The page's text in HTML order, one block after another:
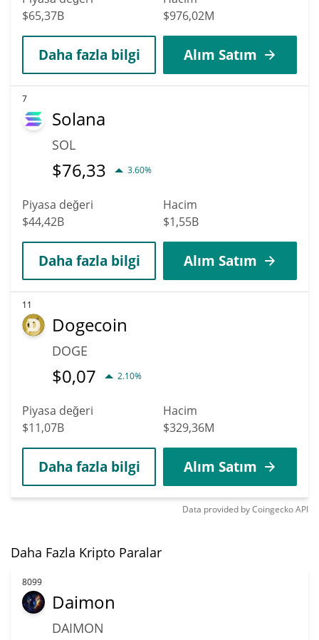
$65,37B
$976,02M
Daha fazla bilgi Alım Satım
7
Solana
SOL
$76,33 3.60%
Piyasa değeri
$44,42B
Hacim
$1,55B
Daha fazla bilgi Alım Satım
11
Dogecoin
DOGE
$0,07 2.10%
Piyasa değeri
$11,07B
Hacim
$329,36M
Daha fazla bilgi Alım Satım
Data provided byCoingeckoAPI
Daha Fazla Kripto Paralar
8099
Daimon
DAIMON